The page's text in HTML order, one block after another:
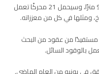
فيما يبلغ ارتفاع الصاروخ المجمع بالكامل 92 مترًا، وسيحمل 21 محركًا تعمل
ومثلها في كل من معززاته.
تطوير محرك لونغ مارش-10 عام 2017، مستفيدًا من عقود من البحث
بالوقود السائل.